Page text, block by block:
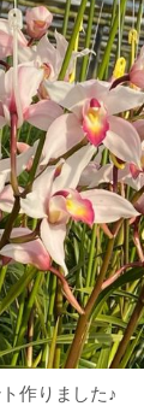
作りました♪